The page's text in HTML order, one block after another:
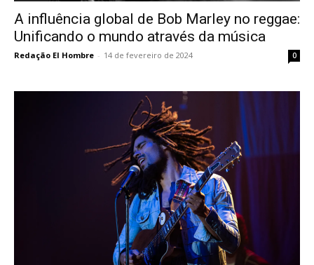
A influência global de Bob Marley no reggae:
Unificando o mundo através da música
Redação El Hombre - 14 de fevereiro de 2024 0